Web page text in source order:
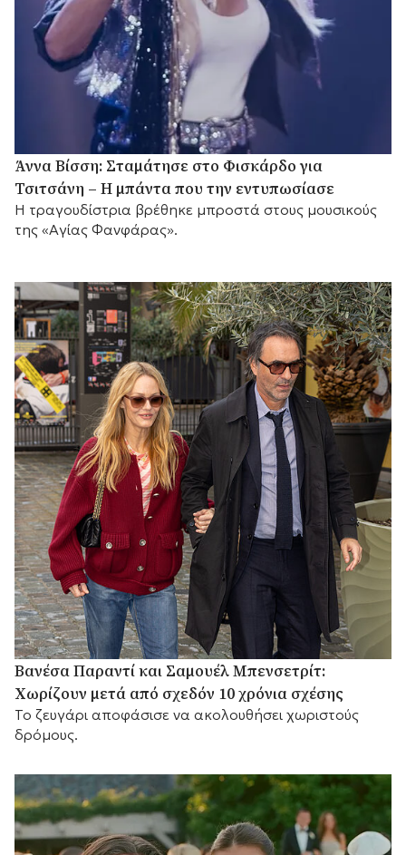
Άννα Βίσση: Σταμάτησε στο Φισκάρδο για
Τσιτσάνη – Η μπάντα που την εντυπωσίασε
Η τραγουδίστρια βρέθηκε μπροστά στους μουσικούς
της «Αγίας Φανφάρας».
Βανέσα Παραντί και Σαμουέλ Μπενσετρίτ:
Χωρίζουν μετά από σχεδόν 10 χρόνια σχέσης
Το ζευγάρι αποφάσισε να ακολουθήσει χωριστούς
δρόμους.